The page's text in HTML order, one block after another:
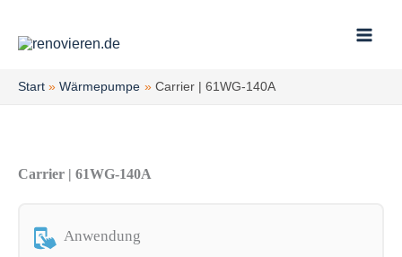
springen
Start Wärmepumpe Carrier | 61WG-140A
Carrier | 61WG-140A
Anwendung